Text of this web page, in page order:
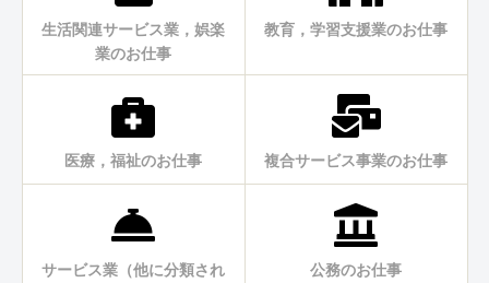
生活関連サービス業，娯楽
業のお仕事
教育，学習支援業のお仕事
医療，福祉のお仕事 複合サービス事業のお仕事
サービス業（他に分類され
公務のお仕事